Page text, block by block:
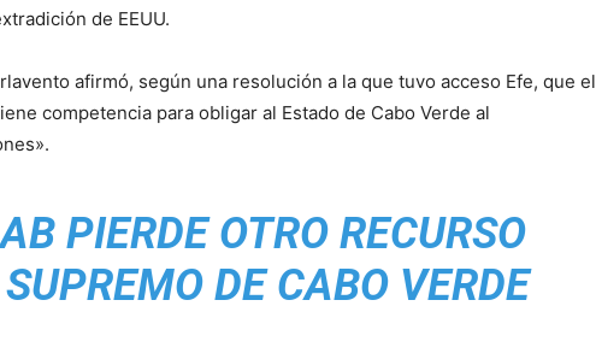
de EEUU.
afirmó, según una resolución a la que tuvo acceso Efe, que el
competencia para obligar al Estado de Cabo Verde al
PIERDE OTRO RECURSO
DE CABO VERDE